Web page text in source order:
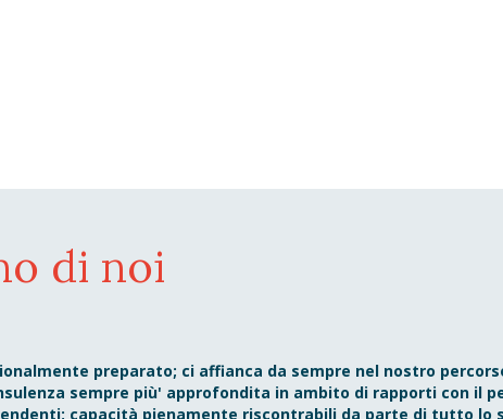
di noi
preparato; ci affianca da sempre nel nostro
sempre più' approfondita in ambito di rapporti con il
capacità pienamente riscontrabili da parte di tutto lo